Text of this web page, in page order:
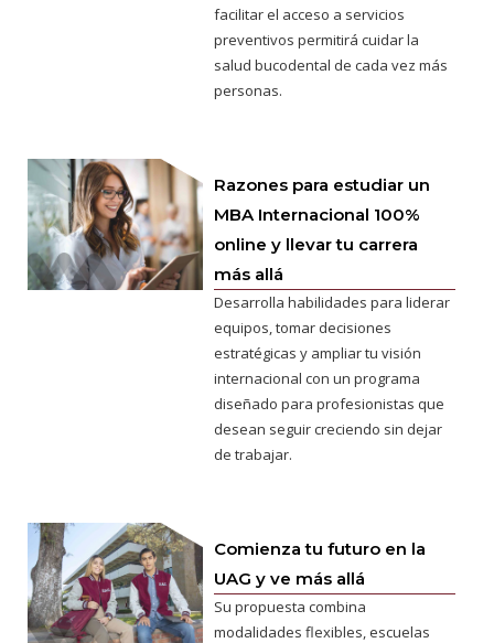
facilitar el acceso a servicios
preventivos permitirá cuidar la
salud bucodental de cada vez más
personas.
Razones para estudiar un
MBA Internacional 100%
online y llevar tu carrera
más allá
Desarrolla habilidades para liderar
equipos, tomar decisiones
estratégicas y ampliar tu visión
internacional con un programa
diseñado para profesionistas que
desean seguir creciendo sin dejar
de trabajar.
Comienza tu futuro en la
UAG y ve más allá
Su propuesta combina
modalidades flexibles, escuelas